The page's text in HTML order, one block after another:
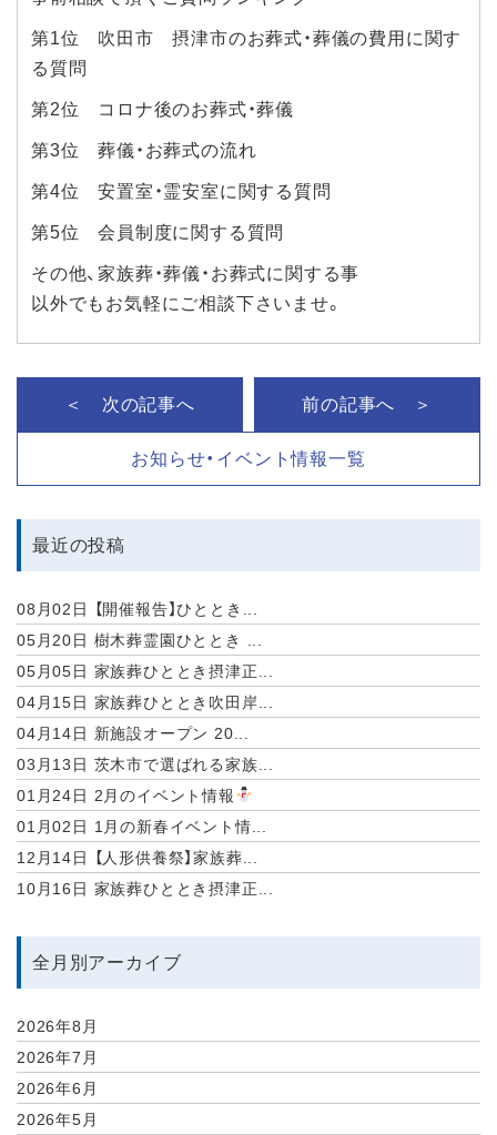
第1位 吹田市 摂津市のお葬式・葬儀の費用に関す
る質問
第2位 コロナ後のお葬式・葬儀
第3位 葬儀・お葬式の流れ
第4位 安置室・霊安室に関する質問
第5位 会員制度に関する質問
その他、家族葬・葬儀・お葬式に関する事
以外でもお気軽にご相談下さいませ。
＜ 次の記事へ
お知らせ・イベント情報一覧
前の記事へ ＞
最近の投稿
08月02日
【開催報告】ひととき...
05月20日 樹木葬霊園ひととき ...
05月05日 家族葬ひととき摂津正...
04月15日 家族葬ひととき吹田岸...
04月14日 新施設オープン 20...
03月13日 茨木市で選ばれる家族...
01月24日 2月のイベント情報
01月02日 1月の新春イベント情...
12月14日
【人形供養祭】家族葬...
10月16日 家族葬ひととき摂津正...
全月別アーカイブ
2026年8月
2026年7月
2026年6月
2026年5月